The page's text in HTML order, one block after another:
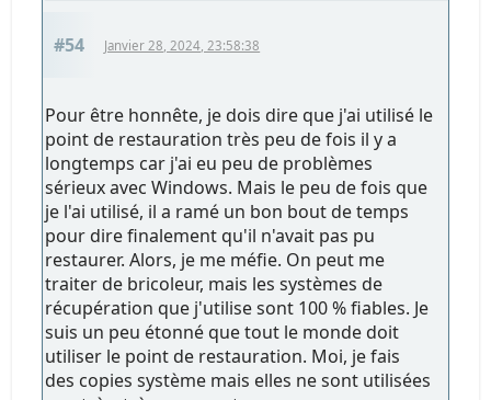
#54 Janvier 28, 2024, 23:58:38
Pour être honnête, je dois dire que j'ai utilisé le
point de restauration très peu de fois il y a
longtemps car j'ai eu peu de problèmes
sérieux avec Windows. Mais le peu de fois que
je l'ai utilisé, il a ramé un bon bout de temps
pour dire finalement qu'il n'avait pas pu
restaurer. Alors, je me méfie. On peut me
traiter de bricoleur, mais les systèmes de
récupération que j'utilise sont 100 % fiables. Je
suis un peu étonné que tout le monde doit
utiliser le point de restauration. Moi, je fais
des copies système mais elles ne sont utilisées